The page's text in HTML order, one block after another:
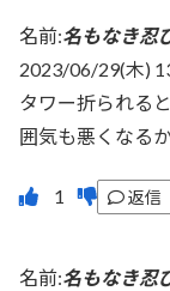
名前:名もなき忍
2023/06/29(木)
タワー折られる
囲気も悪くなる
返信
名前:名もなき忍